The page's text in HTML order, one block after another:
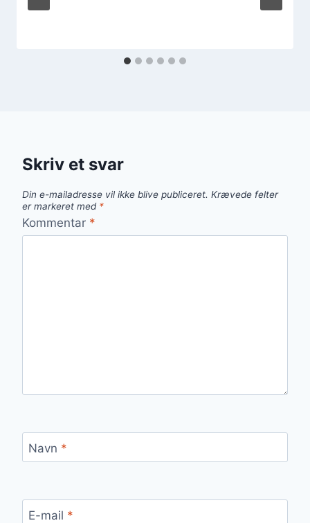
Skriv et svar
Din e-mailadresse vil ikke blive publiceret. Krævede felter
er markeret med *
Kommentar *
Navn *
E-mail *